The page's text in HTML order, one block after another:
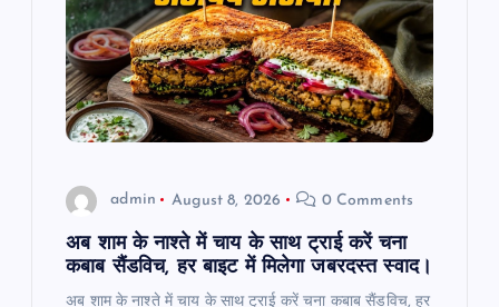
admin August 8, 2026 0 Comments
अब शाम के नाश्ते में चाय के साथ ट्राई करें चना
कबाब सैंडविच, हर बाइट में मिलेगा जबरदस्त स्वाद।
अब शाम के नाश्ते में चाय के साथ ट्राई करें चना कबाब सैंडविच, हर